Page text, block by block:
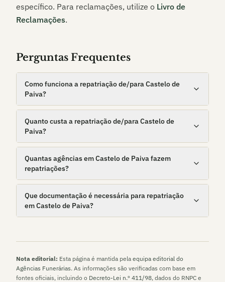
específico. Para reclamações, utilize o Livro de
Reclamações.
Perguntas Frequentes
Como funciona a repatriação de/para Castelo de
Paiva?
Quanto custa a repatriação de/para Castelo de
Paiva?
Quantas agências em Castelo de Paiva fazem
repatriações?
Que documentação é necessária para repatriação
em Castelo de Paiva?
Nota editorial: Esta página é mantida pela equipa editorial do
Agências Funerárias. As informações são verificadas com base em
fontes oficiais, incluindo o Decreto-Lei n.º 411/98, dados do RNPC e